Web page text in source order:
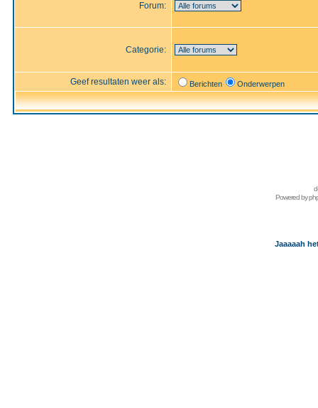
Forum:
Categorie:
Geef resultaten weer als: Berichten Onderwerpen
Powered by
Jaaaaah